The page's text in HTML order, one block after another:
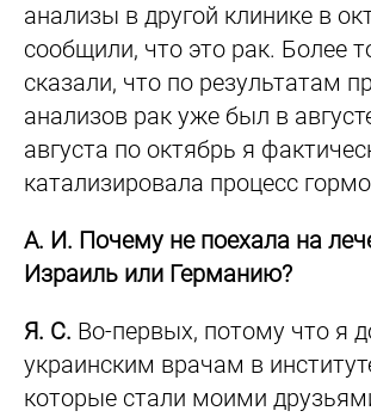
анализы в другой клинике в
сообщили, что это рак. Более
сказали, что по результатам
анализов рак уже был в
августа по октябрь я
катализировала процесс
А. И. Почему не поехала на
Израиль или Германию?
Я. С. Во-первых, потому что я
украинским врачам в
которые стали моими